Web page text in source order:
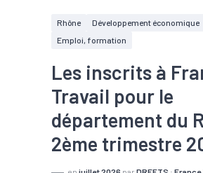
Rhône
Développement économique
Emploi, formation
Les inscrits à
Travail pour le
département du
2ème trimestre